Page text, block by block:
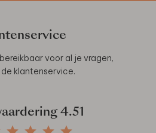
voor al je vragen,
klantenservice.
4.51